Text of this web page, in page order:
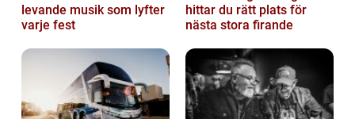
levande musik som lyfter
varje fest
hittar du rätt plats för
nästa stora firande